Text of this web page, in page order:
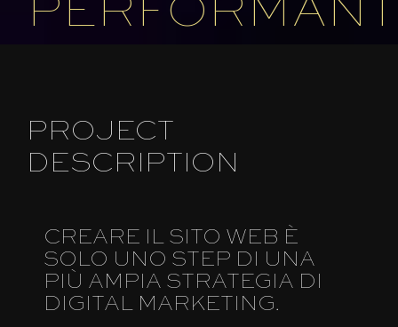
PROJECT
DESCRIPTION
CREARE IL SITO WEB È
SOLO UNO STEP DI UNA
PIÙ AMPIA STRATEGIA DI
DIGITAL MARKETING.